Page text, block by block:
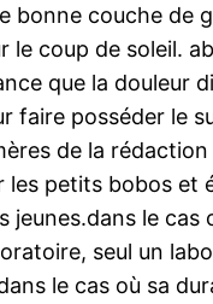
bonne couche de
le coup de soleil.
que la douleur
faire posséder le
de la rédaction
les petits bobos et
jeunes.dans le cas
seul un
le cas où sa